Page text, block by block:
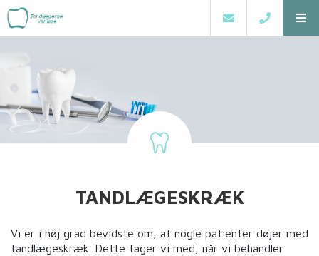
TANDLÆGESKRÆK
Vi er i høj grad bevidste om, at nogle patienter døjer med
tandlægeskræk. Dette tager vi med, når vi behandler